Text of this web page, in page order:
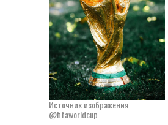
Источник изображения
@fifaworldcup